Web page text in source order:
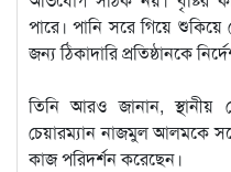
পারে। পানি সরে গিয়ে শুকিয়ে
জন্য ঠিকাদারি প্রতিষ্ঠানকে
তিনি আরও জানান, স্থানীয়
চেয়ারম্যান নাজমুল আলমকে
কাজ পরিদর্শন করেছেন।